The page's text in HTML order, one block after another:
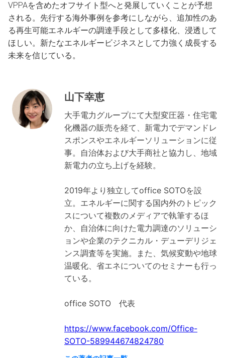
VPPAを含めたオフサイト型へと発展していくことが予想
される。先行する海外事例を参考にしながら、追加性のあ
る再生可能エネルギーの調達手段として多様化、浸透して
ほしい。新たなエネルギービジネスとして力強く成長する
未来を信じている。
山下幸恵
大手電力グループにて大型変圧器・住宅電
化機器の販売を経て、新電力でデマンドレ
スポンスやエネルギーソリューションに従
事。自治体および大手商社と協力し、地域
新電力の立ち上げを経験。
2019年より独立してoffice SOTOを設
立。エネルギーに関する国内外のトピック
スについて複数のメディアで執筆するほ
か、自治体に向けた電力調達のソリューシ
ョンや企業のテクニカル・デューデリジェ
ンス調査等を実施。また、気候変動や地球
温暖化、省エネについてのセミナーも行っ
ている。
office SOTO 代表
https://www.facebook.com/Office-
SOTO-589944674824780